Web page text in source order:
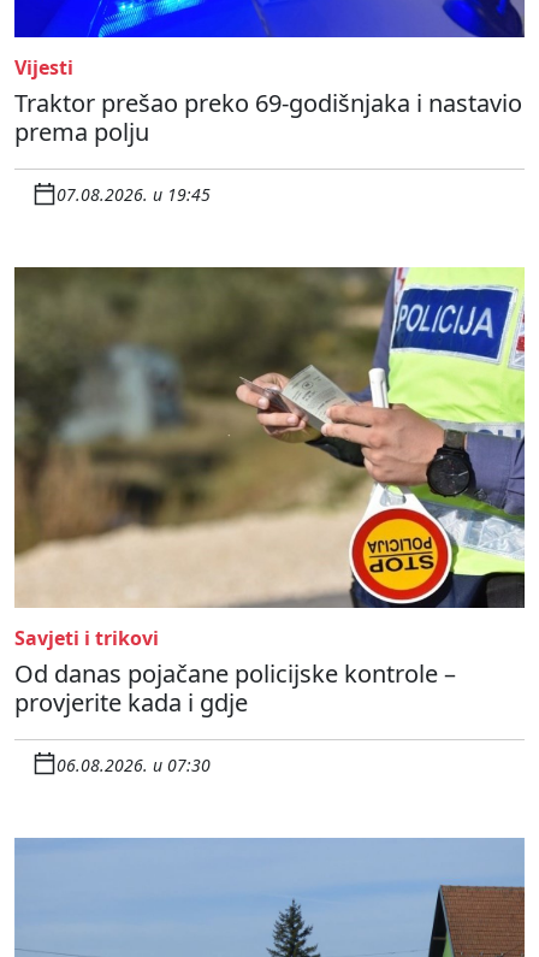
Vijesti
Traktor prešao preko 69-godišnjaka i nastavio
prema polju
07.08.2026. u 19:45
Savjeti i trikovi
Od danas pojačane policijske kontrole –
provjerite kada i gdje
06.08.2026. u 07:30